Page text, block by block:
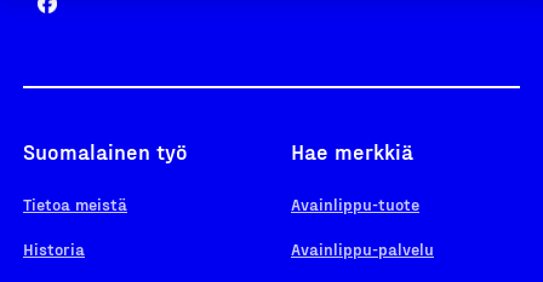
Suomalainen työ
Tietoa meistä
Historia
Hae merkkiä
Avainlippu-tuote
Avainlippu-palvelu